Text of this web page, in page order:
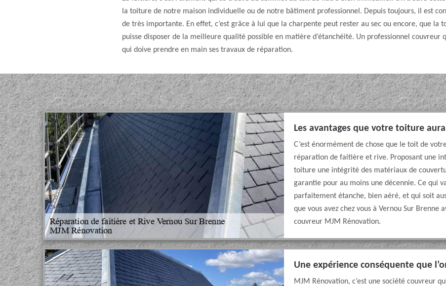
la toiture de notre maison individuelle ou de notre bâtiment professionnel. Depuis toujours, il est
de très importante. En effet, c’est grâce à lui que la charpente peut rester au sec ou encore, que la
puisse disposer de la meilleure qualité possible en matière d’étanchéité. Un professionnel couvreur
qui doive prendre en main ses travaux de réparation.
Les avantages que votre toiture
C’est énormément de chose que le toit de
réparation de faitière et rive. Proposant une
toiture une intégrité des matériaux de
garantie pour au moins une décennie. Ce qui
parfaitement étanche, bien aéré, et qui soit
que vous avez chez vous à Vernou Sur
couvreur MJM Rénovation.
Une expérience conséquente que
MJM Rénovation, c’est une société couvreur